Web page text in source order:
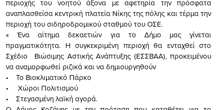
περιοχής του νοητού άξονα με αφετηρία την πρόσφατα
αναπλασθείσα κεντρική πλατεία Νίκης της πόλης και τέρμα την
περιοχή του σιδηροδρομικού σταθμού του ΟΣΕ.
« Ένα αίτημα δεκαετιών για το Δήμο μας γίνεται
πραγματικότητα. Η συγκεκριμένη περιοχή θα ενταχθεί στο
Σχέδιο Βιώσιμης Αστικής Ανάπτυξης (ΕΣΣΒΑΑ), προκειμένου
να αναμορφωθεί ριζικά και να δημιουργηθούν
• Το Βιοκλιματικό Πάρκο
• Χώροι Πολιτισμού
• Στεγασμένη λαϊκή αγορά.